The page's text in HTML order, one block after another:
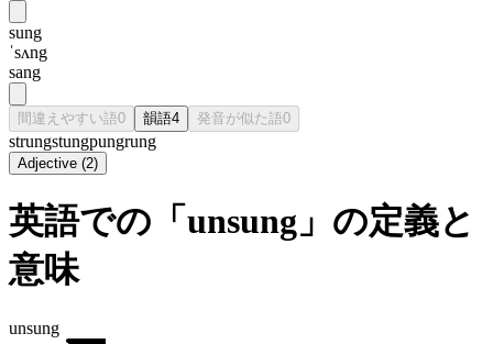
sung
ˈsʌng
sang
間違えやすい語0 韻語4 発音が似た語0
strungstungpungrung
Adjective (2)
英語での「unsung」の定義と
意味
unsung